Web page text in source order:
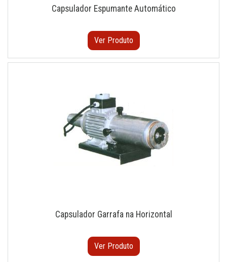
Capsulador Espumante Automático
Ver Produto
Capsulador Garrafa na Horizontal
Ver Produto